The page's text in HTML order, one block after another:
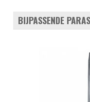
BIJPASSENDE